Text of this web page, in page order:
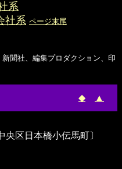
系
社系 ページ末尾
聞社、編集プロダクション、印
◆ ▲
央区日本橋小伝馬町〕